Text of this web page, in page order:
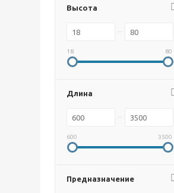
Высота
18 80
Длина
600 3500
Предназначение